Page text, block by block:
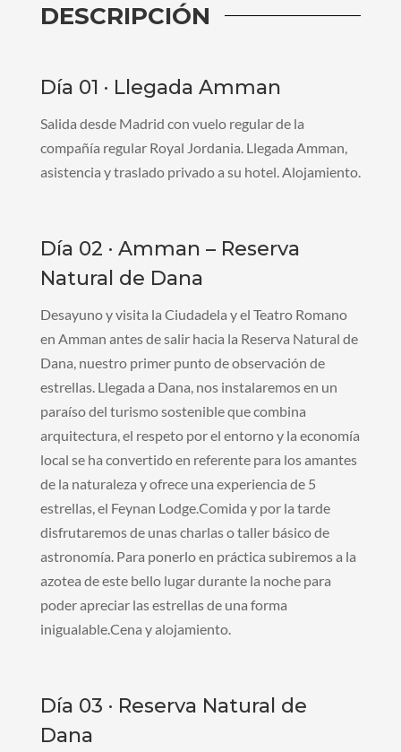
DESCRIPCIÓN
Día 01 · Llegada Amman
Salida desde Madrid con vuelo regular de la
compañía regular Royal Jordania. Llegada Amman,
asistencia y traslado privado a su hotel. Alojamiento.
Día 02 · Amman – Reserva
Natural de Dana
Desayuno y visita la Ciudadela y el Teatro Romano
en Amman antes de salir hacia la Reserva Natural de
Dana, nuestro primer punto de observación de
estrellas. Llegada a Dana, nos instalaremos en un
paraíso del turismo sostenible que combina
arquitectura, el respeto por el entorno y la economía
local se ha convertido en referente para los amantes
de la naturaleza y ofrece una experiencia de 5
estrellas, el Feynan Lodge.Comida y por la tarde
disfrutaremos de unas charlas o taller básico de
astronomía. Para ponerlo en práctica subiremos a la
azotea de este bello lugar durante la noche para
poder apreciar las estrellas de una forma
inigualable.Cena y alojamiento.
Día 03 · Reserva Natural de
Dana